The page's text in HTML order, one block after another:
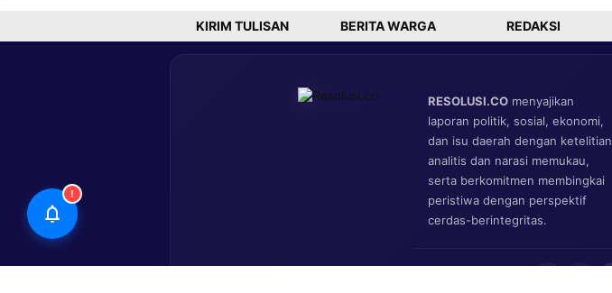
KIRIM TULISAN BERITA WARGA REDAKSI
RESOLUSI.CO menyajikan
laporan politik, sosial, ekonomi,
dan isu daerah dengan ketelitian
analitis dan narasi memukau,
serta berkomitmen membingkai
peristiwa dengan perspektif
cerdas-berintegritas.
!